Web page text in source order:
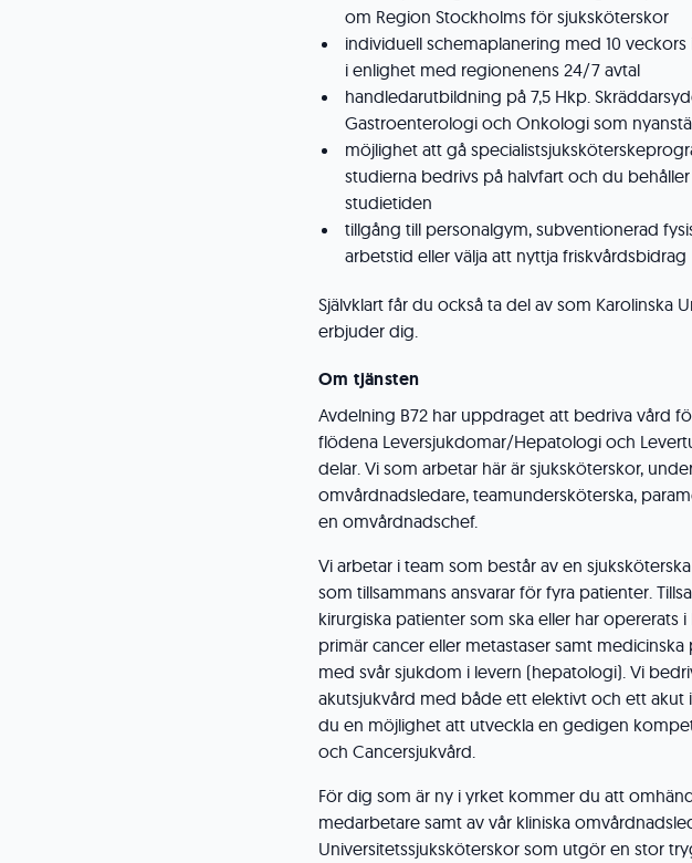
om Region Stockholms för sjuksköterskor
individuell schemaplanering med 10
i enlighet med regionenens 24/7 avtal
handledarutbildning på 7,5 Hkp.
Gastroenterologi och Onkologi som
möjlighet att gå
studierna bedrivs på halvfart och du
studietiden
tillgång till personalgym, subventionerad
arbetstid eller välja att nyttja friskvårdsbidrag
Självklart får du också ta del av som Karolinska
erbjuder dig.
Om tjänsten
Avdelning B72 har uppdraget att bedriva vård
flödena Leversjukdomar/Hepatologi och
delar. Vi som arbetar här är sjuksköterskor,
omvårdnadsledare, teamundersköterska,
en omvårdnadschef.
Vi arbetar i team som består av en
som tillsammans ansvarar för fyra patienter.
kirurgiska patienter som ska eller har opererats
primär cancer eller metastaser samt
med svår sjukdom i levern (hepatologi). Vi
akutsjukvård med både ett elektivt och ett akut
du en möjlighet att utveckla en gedigen
och Cancersjukvård.
För dig som är ny i yrket kommer du att
medarbetare samt av vår kliniska
Universitetssjuksköterskor som utgör en stor